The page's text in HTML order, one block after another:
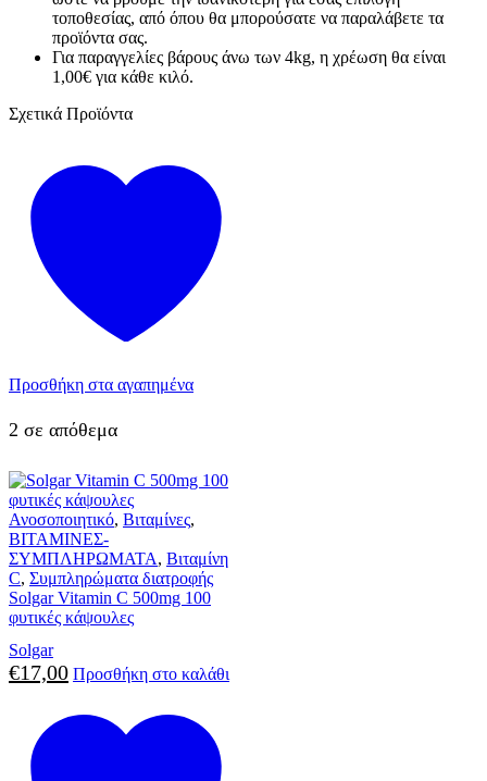
τοποθεσίας, από όπου θα μπορούσατε να παραλάβετε τα
προϊόντα σας.
Για παραγγελίες βάρους άνω των 4kg, η χρέωση θα είναι
1,00€ για κάθε κιλό.
Σχετικά Προϊόντα
Προσθήκη στα αγαπημένα
2 σε απόθεμα
Ανοσοποιητικό, Βιταμίνες,
ΒΙΤΑΜΙΝΕΣ-
ΣΥΜΠΛΗΡΩΜΑΤΑ, Βιταμίνη
C, Συμπληρώματα διατροφής
Solgar Vitamin C 500mg 100
φυτικές κάψουλες
Solgar
€17,00 Προσθήκη στο καλάθι